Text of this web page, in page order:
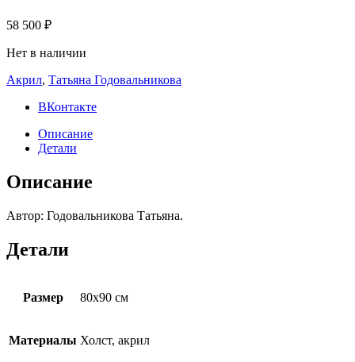
58 500 ₽
Нет в наличии
Акрил, Татьяна Годовальникова
ВКонтакте
Описание
Детали
Описание
Автор: Годовальникова Татьяна.
Детали
Размер 80х90 см
Материалы Холст, акрил